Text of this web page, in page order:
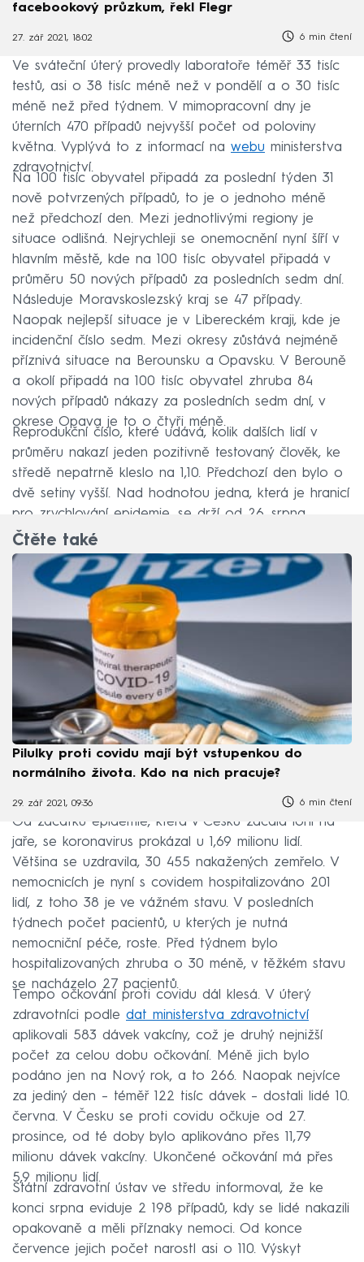
facebookový průzkum, řekl Flegr
27. zář 2021, 18:02 6 min čtení
Ve sváteční úterý provedly laboratoře téměř 33 tisíc
testů, asi o 38 tisíc méně než v pondělí a o 30 tisíc
méně než před týdnem. V mimopracovní dny je
úterních 470 případů nejvyšší počet od poloviny
května. Vyplývá to z informací na webu ministerstva
zdravotnictví.
Na 100 tisíc obyvatel připadá za poslední týden 31
nově potvrzených případů, to je o jednoho méně
než předchozí den. Mezi jednotlivými regiony je
situace odlišná. Nejrychleji se onemocnění nyní šíří v
hlavním městě, kde na 100 tisíc obyvatel připadá v
průměru 50 nových případů za posledních sedm dní.
Následuje Moravskoslezský kraj se 47 případy.
Naopak nejlepší situace je v Libereckém kraji, kde je
incidenční číslo sedm. Mezi okresy zůstává nejméně
příznivá situace na Berounsku a Opavsku. V Berouně
a okolí připadá na 100 tisíc obyvatel zhruba 84
nových případů nákazy za posledních sedm dní, v
okrese Opava je to o čtyři méně.
Reprodukční číslo, které udává, kolik dalších lidí v
průměru nakazí jeden pozitivně testovaný člověk, ke
středě nepatrně kleslo na 1,10. Předchozí den bylo o
dvě setiny vyšší. Nad hodnotou jedna, která je hranicí
pro zrychlování epidemie, se drží od 26. srpna.
Čtěte také
Pilulky proti covidu mají být vstupenkou do
normálního života. Kdo na nich pracuje?
29. zář 2021, 09:36 6 min čtení
Od začátku epidemie, která v Česku začala loni na
jaře, se koronavirus prokázal u 1,69 milionu lidí.
Většina se uzdravila, 30 455 nakažených zemřelo. V
nemocnicích je nyní s covidem hospitalizováno 201
lidí, z toho 38 je ve vážném stavu. V posledních
týdnech počet pacientů, u kterých je nutná
nemocniční péče, roste. Před týdnem bylo
hospitalizovaných zhruba o 30 méně, v těžkém stavu
se nacházelo 27 pacientů.
Tempo očkování proti covidu dál klesá. V úterý
zdravotníci podle dat ministerstva zdravotnictví
aplikovali 583 dávek vakcíny, což je druhý nejnižší
počet za celou dobu očkování. Méně jich bylo
podáno jen na Nový rok, a to 266. Naopak nejvíce
za jediný den – téměř 122 tisíc dávek – dostali lidé 10.
června. V Česku se proti covidu očkuje od 27.
prosince, od té doby bylo aplikováno přes 11,79
milionu dávek vakcíny. Ukončené očkování má přes
5,9 milionu lidí.
Státní zdravotní ústav ve středu informoval, že ke
konci srpna eviduje 2 198 případů, kdy se lidé nakazili
opakovaně a měli příznaky nemoci. Od konce
července jejich počet narostl asi o 110. Výskyt